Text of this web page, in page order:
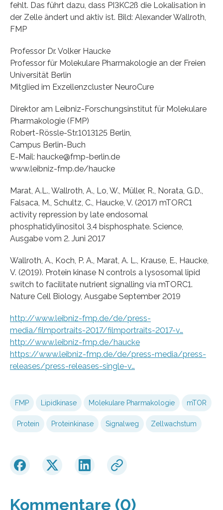
fehlt. Das führt dazu, dass PI3KC2ß die Lokalisation in
der Zelle ändert und aktiv ist. Bild: Alexander Wallroth,
FMP
Professor Dr. Volker Haucke
Professor für Molekulare Pharmakologie an der Freien
Universität Berlin
Mitglied im Exzellenzcluster NeuroCure
Direktor am Leibniz-Forschungsinstitut für Molekulare
Pharmakologie (FMP)
Robert-Rössle-Str.1013125 Berlin,
Campus Berlin-Buch
E-Mail: haucke@fmp-berlin.de
www.leibniz-fmp.de/haucke
Marat, A.L., Wallroth, A., Lo, W., Müller, R., Norata, G.D.,
Falsaca, M., Schultz, C., Haucke, V. (2017) mTORC1
activity repression by late endosomal
phosphatidylinositol 3,4 bisphosphate. Science,
Ausgabe vom 2. Juni 2017
Wallroth, A., Koch, P. A., Marat, A. L., Krause, E., Haucke,
V. (2019). Protein kinase N controls a lysosomal lipid
switch to facilitate nutrient signalling via mTORC1.
Nature Cell Biology, Ausgabe September 2019
http://www.leibniz-fmp.de/de/press-
media/filmportraits-2017/filmportraits-2017-v…
http://www.leibniz-fmp.de/haucke
https://www.leibniz-fmp.de/de/press-media/press-
releases/press-releases-single-v…
FMP Lipidkinase Molekulare Pharmakologie mTOR
Protein Proteinkinase Signalweg Zellwachstum
Kommentare (0)